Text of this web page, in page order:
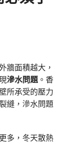
牆面積越大，
滲水問題。香
所承受的壓力
縫，滲水問題
多，冬天散熱